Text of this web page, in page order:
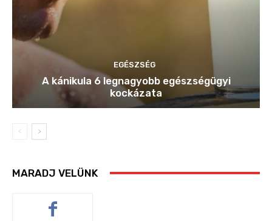
EGÉSZSÉG
A kánikula 6 legnagyobb egészségügyi
kockázata
MARADJ VELÜNK